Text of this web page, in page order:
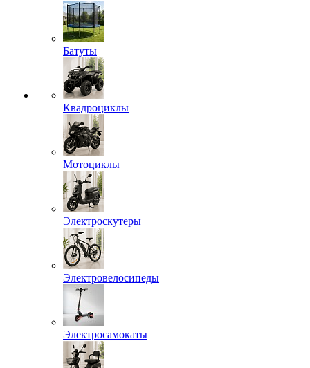
Батуты
Квадроциклы
Мотоциклы
Электроскутеры
Электровелосипеды
Электросамокаты